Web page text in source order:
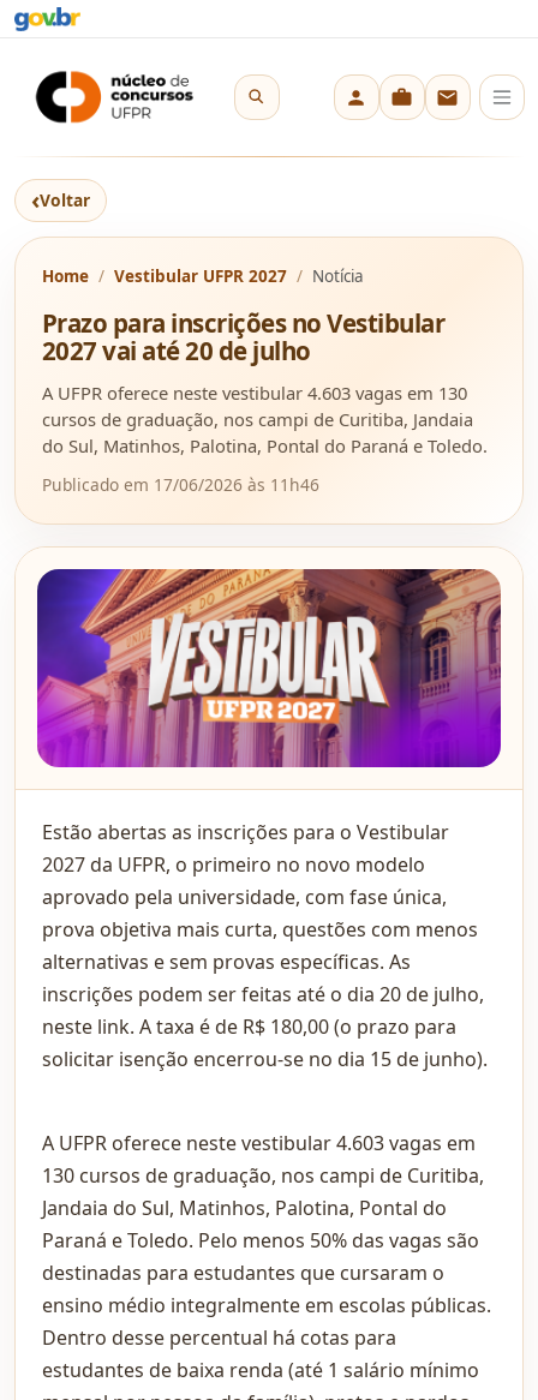
‹Voltar
Home Vestibular UFPR 2027 Notícia
Prazo para inscrições no Vestibular
2027 vai até 20 de julho
A UFPR oferece neste vestibular 4.603 vagas em 130
cursos de graduação, nos campi de Curitiba, Jandaia
do Sul, Matinhos, Palotina, Pontal do Paraná e Toledo.
Publicado em 17/06/2026 às 11h46
Estão abertas as inscrições para o Vestibular
2027 da UFPR, o primeiro no novo modelo
aprovado pela universidade, com fase única,
prova objetiva mais curta, questões com menos
alternativas e sem provas específicas. As
inscrições podem ser feitas até o dia 20 de julho,
neste link. A taxa é de R$ 180,00 (o prazo para
solicitar isenção encerrou-se no dia 15 de junho).
A UFPR oferece neste vestibular 4.603 vagas em
130 cursos de graduação, nos campi de Curitiba,
Jandaia do Sul, Matinhos, Palotina, Pontal do
Paraná e Toledo. Pelo menos 50% das vagas são
destinadas para estudantes que cursaram o
ensino médio integralmente em escolas públicas.
Dentro desse percentual há cotas para
estudantes de baixa renda (até 1 salário mínimo